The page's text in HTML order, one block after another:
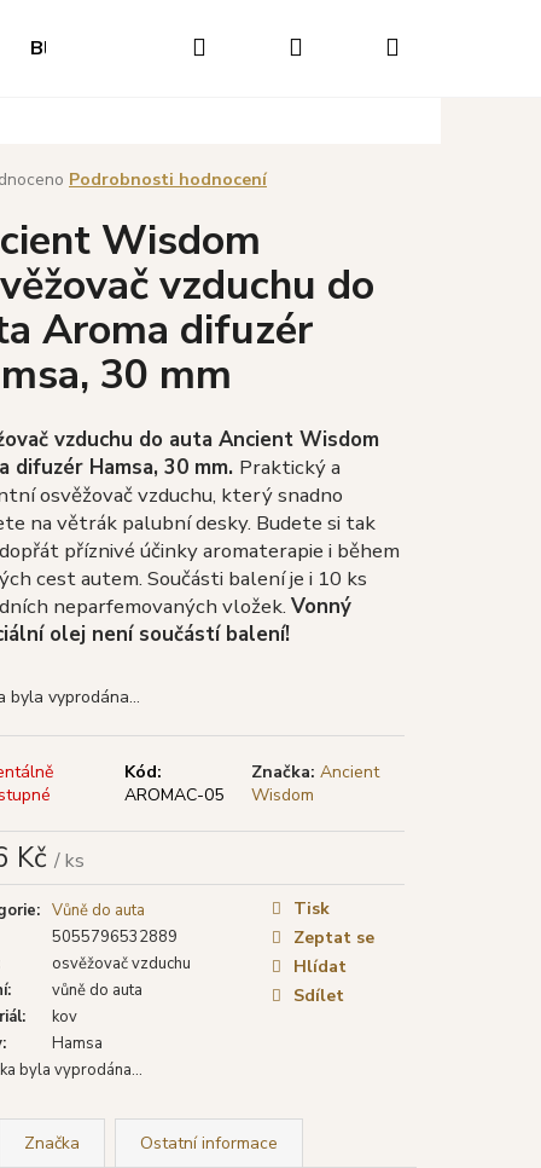
Blog Hodnocení obchodu Napište nám
Hledat PřihlášeníNákupní
Podrobnosti hodnocení
Wisdom
vzduchu do
Aroma difuzér
30 mm
vzduchu do auta Ancient Wisdom
difuzér Hamsa, 30 mm. Praktický a
osvěžovač vzduchu, který snadno
na větrák palubní desky. Budete si tak
příznivé účinky aromaterapie i během
cest autem. Součásti balení je i 10 ks
neparfemovaných vložek. Vonný
olej není součástí balení!
byla vyprodána…
Kód:
AROMAC-05
Značka: Ancient
Wisdom
Kč / ks
: Vůně do auta
5055796532889
osvěžovač vzduchu
:
vůně do auta
:
kov
:
Hamsa
byla vyprodána…
Tisk
Zeptat se
Hlídat
Sdílet
Značka Ostatní informace
Následující
VONNÉ TYČINKY
ŠALVĚJ), 15 G